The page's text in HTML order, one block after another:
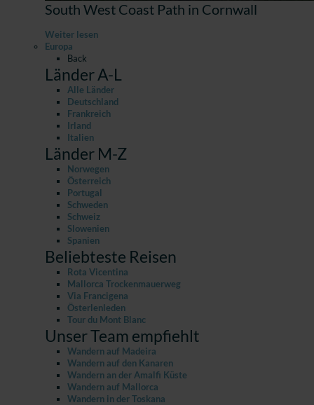
South West Coast Path in Cornwall
Weiter lesen
Europa
Back
Länder A-L
Alle Länder
Deutschland
Frankreich
Irland
Italien
Länder M-Z
Norwegen
Österreich
Portugal
Schweden
Schweiz
Slowenien
Spanien
Beliebteste Reisen
Rota Vicentina
Mallorca Trockenmauerweg
Via Francigena
Österlenleden
Tour du Mont Blanc
Unser Team empfiehlt
Wandern auf Madeira
Wandern auf den Kanaren
Wandern an der Amalfi Küste
Wandern auf Mallorca
Wandern in der Toskana